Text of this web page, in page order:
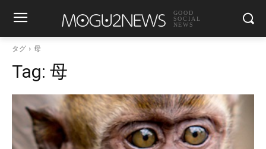
GOOD
SOCIAL
NEWS
タグ 母
Tag: 母